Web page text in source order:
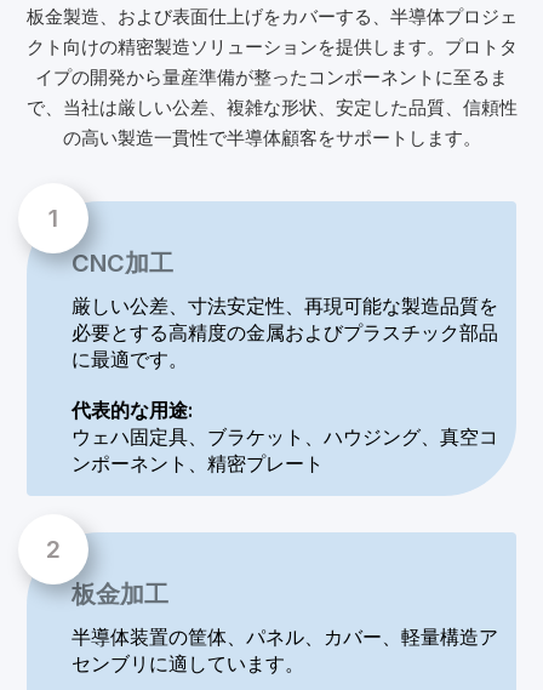
板金製造、および表面仕上げをカバーする、半導体プロジェ
クト向けの精密製造ソリューションを提供します。プロトタ
イプの開発から量産準備が整ったコンポーネントに至るま
で、当社は厳しい公差、複雑な形状、安定した品質、信頼性
の高い製造一貫性で半導体顧客をサポートします。
CNC加工
厳しい公差、寸法安定性、再現可能な製造品質を
必要とする高精度の金属およびプラスチック部品
に最適です。
代表的な用途:
ウェハ固定具、ブラケット、ハウジング、真空コ
ンポーネント、精密プレート
板金加工
半導体装置の筐体、パネル、カバー、軽量構造ア
センブリに適しています。